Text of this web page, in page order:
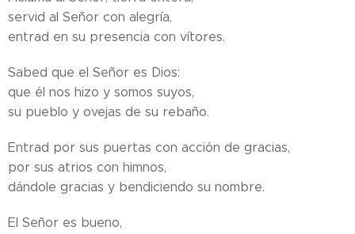
servid al Señor con alegría,
entrad en su presencia con vítores.
Sabed que el Señor es Dios:
que él nos hizo y somos suyos,
su pueblo y ovejas de su rebaño.
Entrad por sus puertas con acción de gracias,
por sus atrios con himnos,
dándole gracias y bendiciendo su nombre.
El Señor es bueno,